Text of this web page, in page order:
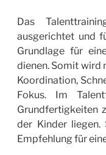
Das
ausgerichtet und
Grundlage für
dienen. Somit wird
Koordination,
Fokus. Im
Grundfertigkeiten
der Kinder liegen.
Empfehlung für